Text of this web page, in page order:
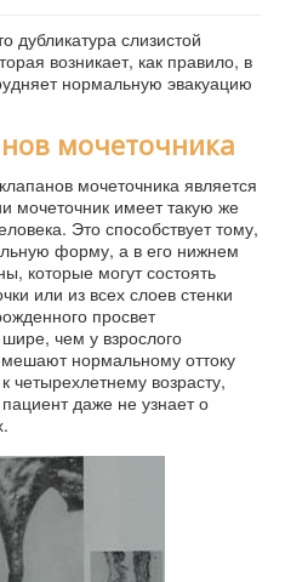
дубликатура слизистой
возникает, как правило, в
нормальную эвакуацию
мочеточника
мочеточника является
мочеточник имеет такую же
Это способствует тому,
форму, а в его нижнем
которые могут состоять
или из всех слоев стенки
просвет
чем у взрослого
нормальному оттоку
возрасту,
даже не узнает о